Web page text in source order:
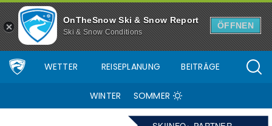
OnTheSnow Ski & Snow Report
Ski & Snow Conditions
ÖFFNEN
WETTER REISEPLANUNG BEITRÄGE
WINTER SOMMER